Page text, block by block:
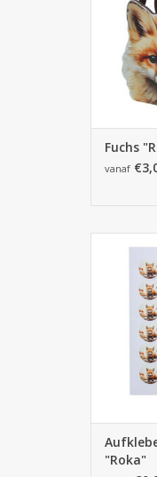
Fuchs
vanaf
ZUM
"Roka"